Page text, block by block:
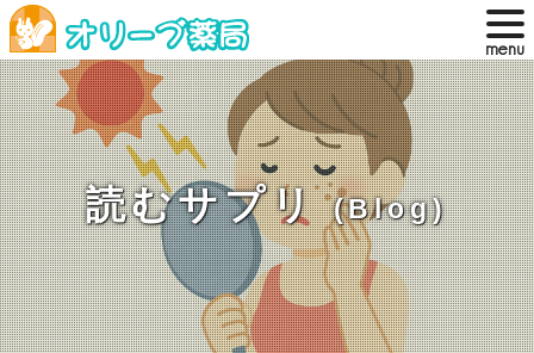
読むサプリ(Blog)